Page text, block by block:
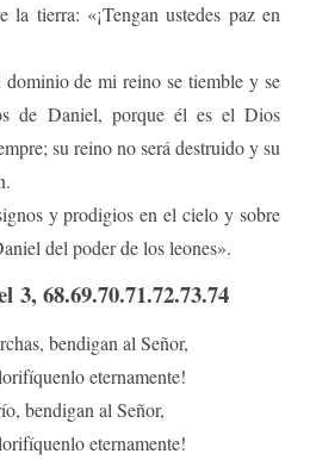
la tierra: «¡Tengan ustedes paz en
de mi reino se tiemble y se
de Daniel, porque él es el Dios
su reino no será destruido y su
y prodigios en el cielo y sobre
del poder de los leones».
3, 68.69.70.71.72.73.74
bendigan al Señor,
eternamente!
bendigan al Señor,
eternamente!